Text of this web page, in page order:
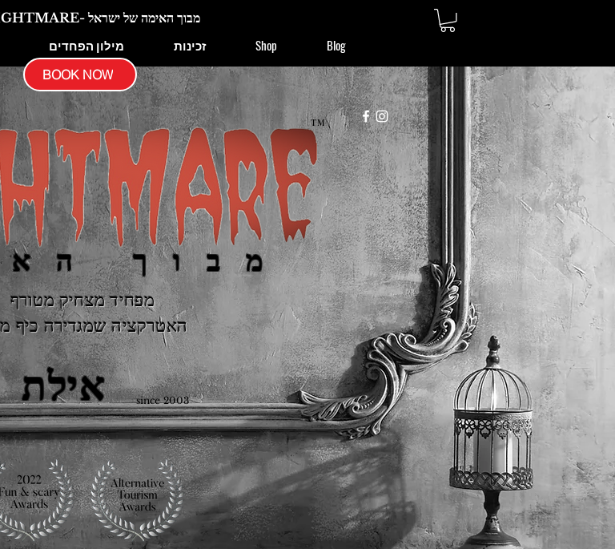
NIGHTMARE- מבוך האימה של ישראל
מילון הפחדים זכינות Shop Blog
BOOK NOW
מבוך
TM
מפחיד מצחיק מטורף
האטרקציה שמגדירה כיף מחדש
since 2003 אילת